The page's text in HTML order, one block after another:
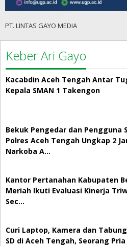
PT. LINTAS GAYO MEDIA
Keber Ari Gayo
Kacabdin Aceh Tengah Antar
Kepala SMAN 1 Takengon
Bekuk Pengedar dan Pengguna
Polres Aceh Tengah Ungkap 2
Narkoba A…
Kantor Pertanahan Kabupaten
Meriah Ikuti Evaluasi Kinerja
Sec…
Curi Laptop, Kamera dan
SD di Aceh Tengah, Seorang